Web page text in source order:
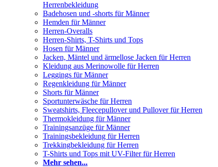
Herrenbekleidung
Badehosen und -shorts für Männer
Hemden für Männer
Herren-Overalls
Herren-Shirts, T-Shirts und Tops
Hosen für Männer
Jacken, Mäntel und ärmellose Jacken für Herren
Kleidung aus Merinowolle für Herren
Leggings für Männer
Regenkleidung für Männer
Shorts für Männer
Sportunterwäsche für Herren
Sweatshirts, Fleecepullover und Pullover für Herren
Thermokleidung für Männer
Trainingsanzüge für Männer
Trainingsbekleidung für Herren
Trekkingbekleidung für Herren
T-Shirts und Tops mit UV-Filter für Herren
Mehr sehen...